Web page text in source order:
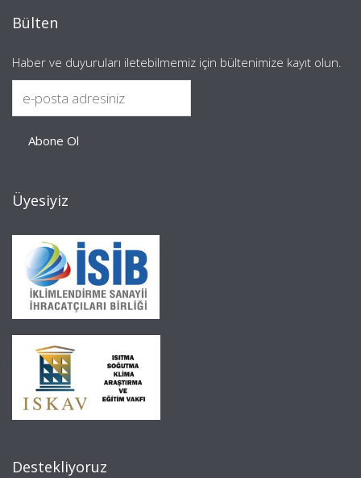
Bülten
Haber ve duyuruları iletebilmemiz için bültenimize kayıt olun.
Üyesiyiz
Destekliyoruz